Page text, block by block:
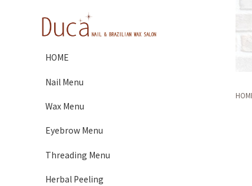
HOME
Nail Menu
Wax Menu
Eyebrow Menu
Threading Menu
Herbal Peeling